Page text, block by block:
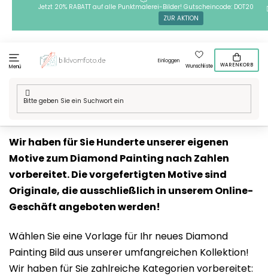
Jetzt 20% RABATT auf alle Punktmalerei-Bilder! Gutscheincode: DOT20
ZUR AKTION
Menü
Einloggen
Wunschliste
WARENKORB
Startseite
Wir haben für Sie Hunderte unserer eigenen
Motive zum Diamond Painting nach Zahlen
vorbereitet. Die vorgefertigten Motive sind
Originale, die ausschließlich in unserem Online-
Geschäft angeboten werden!
Wählen Sie eine Vorlage für Ihr neues Diamond
Painting Bild aus unserer umfangreichen Kollektion!
Wir haben für Sie zahlreiche Kategorien vorbereitet: